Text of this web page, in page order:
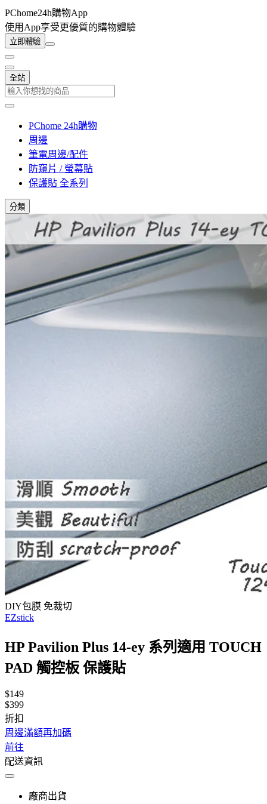
PChome24h購物App
使用App享受更優質的購物體驗
立即體驗
全站
PChome 24h購物
周邊
筆電周邊/配件
防窺片 / 螢幕貼
保護貼 全系列
分類
DIY包膜 免裁切
EZstick
HP Pavilion Plus 14-ey 系列適用 TOUCH
PAD 觸控板 保護貼
$149
$399
折扣
周邊滿額再加碼
前往
配送資訊
廠商出貨